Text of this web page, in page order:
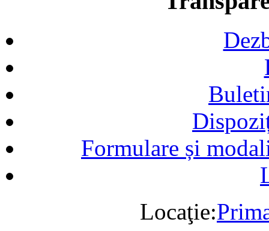
Formulare și
Locaţie: